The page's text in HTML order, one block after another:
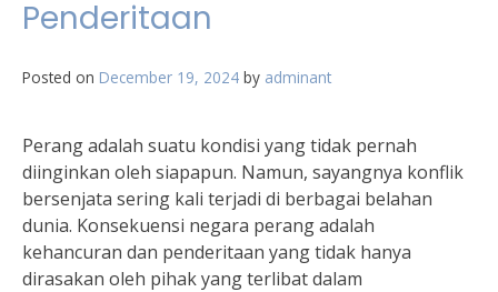
Penderitaan
Posted on December 19, 2024 by adminant
Perang adalah suatu kondisi yang tidak pernah
diinginkan oleh siapapun. Namun, sayangnya konflik
bersenjata sering kali terjadi di berbagai belahan
dunia. Konsekuensi negara perang adalah
kehancuran dan penderitaan yang tidak hanya
dirasakan oleh pihak yang terlibat dalam